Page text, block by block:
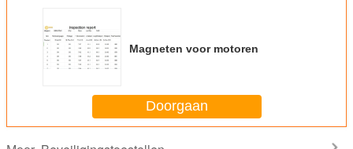
Magneten voor motoren
Doorgaan